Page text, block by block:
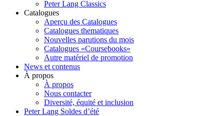
Peter Lang Classics
Catalogues
Aperçu des Catalogues
Catalogues thematiques
Nouvelles parutions du mois
Catalogues «Coursebooks»
Autre matériel de promotion
News et contenus
À propos
À propos
Nous contacter
Diversité, équité et inclusion
Peter Lang Soldes d’été